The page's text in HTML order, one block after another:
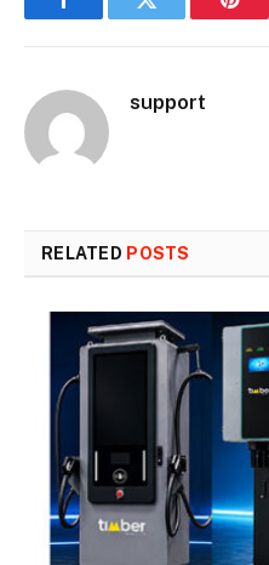
FacebookTwitter
support
RELATED POSTS